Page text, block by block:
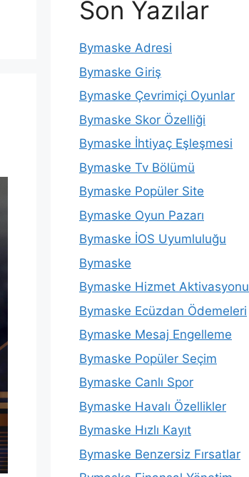
Son Yazılar
Bymaske Adresi
Bymaske Giriş
Bymaske Çevrimiçi Oyunlar
Bymaske Skor Özelliği
Bymaske İhtiyaç Eşleşmesi
Bymaske Tv Bölümü
Bymaske Popüler Site
Bymaske Oyun Pazarı
Bymaske İOS Uyumluluğu
Bymaske
Bymaske Hizmet Aktivasyonu
Bymaske Ecüzdan Ödemeleri
Bymaske Mesaj Engelleme
Bymaske Popüler Seçim
Bymaske Canlı Spor
Bymaske Havalı Özellikler
Bymaske Hızlı Kayıt
Bymaske Benzersiz Fırsatlar